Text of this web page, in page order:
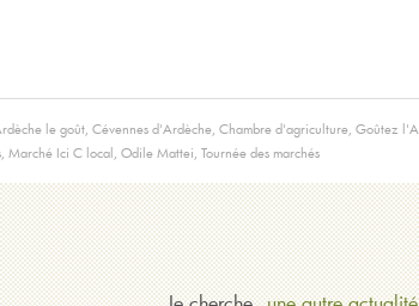
le goût, Cévennes d'Ardèche, Chambre d'agriculture, Goûtez
, Marché Ici C local , Odile Mattei, Tournée des marchés